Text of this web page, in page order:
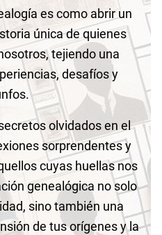
es como abrir un
única de quienes
tejiendo una
desafíos y
olvidados en el
sorprendentes y
cuyas huellas nos
genealógica no solo
sino también una
de tus orígenes y la